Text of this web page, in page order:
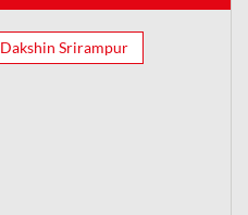
Dakshin Srirampur